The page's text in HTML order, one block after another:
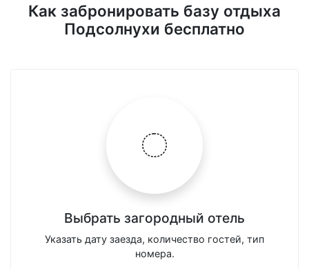
Как забронировать базу отдыха
Подсолнухи бесплатно
Выбрать загородный отель
Указать дату заезда, количество гостей, тип
номера.